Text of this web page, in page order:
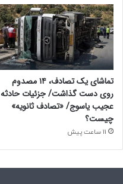
تماشای یک تصادف، ۱۴ مصدوم
روی دست گذاشت/ جزئیات حادثه
عجیب یاسوج/ «تصادف ثانویه»
چیست؟
11 ساعت پیش